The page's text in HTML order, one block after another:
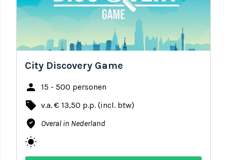
City Discovery Game
person 15 - 500 personen
local_offer v.a. € 13,50 p.p. (incl. btw)
where_to_vote Overal in Nederland
wb_sunny